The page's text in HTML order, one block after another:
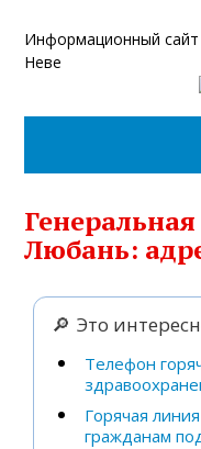
Информационный
Неве
Любань:
Это
Телефон
Горячая
гражданам